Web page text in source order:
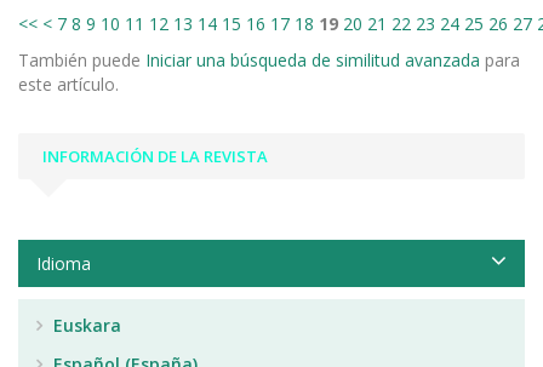
<< < 7 8 9 10 11 12 13 14 15 16 17 18 19 20 21 22 23 24 25 26 27
También puede Iniciar una búsqueda de similitud avanzada para
este artículo.
INFORMACIÓN DE LA REVISTA
Idioma
Euskara